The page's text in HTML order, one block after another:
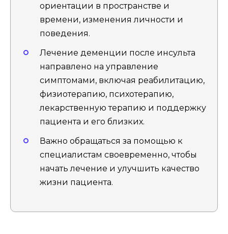
ориентации в пространстве и
времени, изменения личности и
поведения.
Лечение деменции после инсульта
направлено на управление
симптомами, включая реабилитацию,
физиотерапию, психотерапию,
лекарственную терапию и поддержку
пациента и его близких.
Важно обращаться за помощью к
специалистам своевременно, чтобы
начать лечение и улучшить качество
жизни пациента.